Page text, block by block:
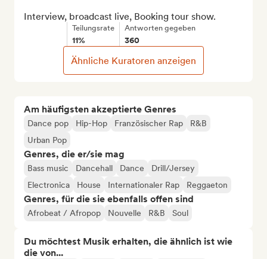
Am häufigsten akzeptierte Genres
Dance pop Hip-Hop Französischer Rap
R&B
Urban Pop
Genres, die er/sie mag
Bass music Dancehall Dance
Drill/Jersey
Electronica
House Internationaler Rap Reggaeton
Genres, für die sie ebenfalls offen sind
Afrobeat / Afropop Nouvelle R&B Soul
Du möchtest Musik erhalten, die ähnlich ist wie
die von...
Interview, broadcast live, Booking tour show.
Teilungsrate
11%
Antworten gegeben
360
Ähnliche Kuratoren anzeigen